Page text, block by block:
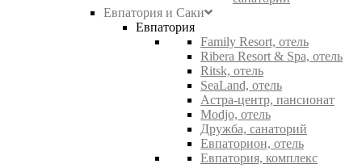
Евпатория и Саки
Евпатория
Family Resort, отель
Ribera Resort & Spa, отель
Ritsk, отель
SeaLand, отель
Астра-центр, пансионат
Modjo, отель
Дружба, санаторий
Евпаторион, отель
Евпатория, комплекс